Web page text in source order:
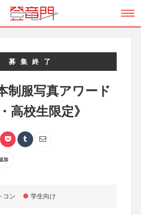
募集終了
制服写真アワード
高校生限定》
加
コン 学生向け